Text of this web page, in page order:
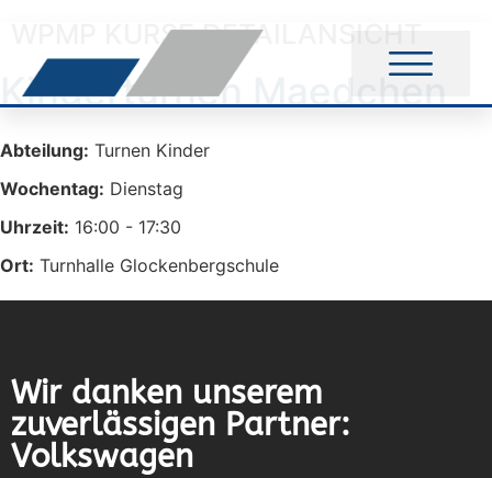
WPMP KURSE DETAILANSICHT
Kinderturnen Maedchen
Abteilung: Turnen Kinder
Wochentag: Dienstag
Uhrzeit: 16:00 - 17:30
Ort: Turnhalle Glockenbergschule
Wir danken unserem
zuverlässigen Partner:
Volkswagen